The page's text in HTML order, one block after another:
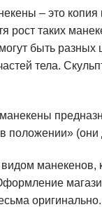
– это копия
рост таких
быть разных
тела.
положении»
манекенов,